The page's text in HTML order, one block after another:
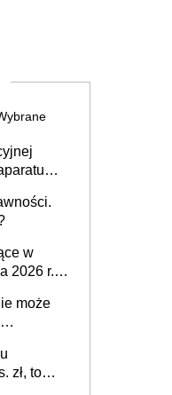
w
2026 r.) –
może
zł, to